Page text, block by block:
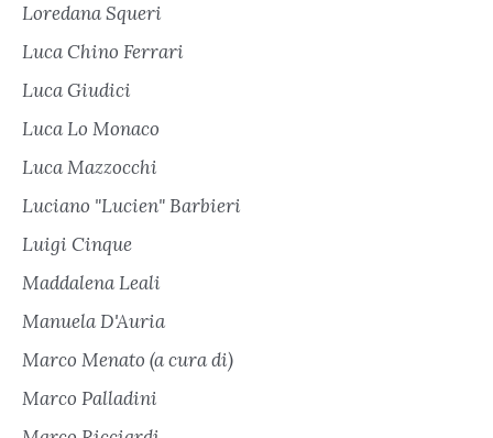
Loredana Squeri
Luca Chino Ferrari
Luca Giudici
Luca Lo Monaco
Luca Mazzocchi
Luciano "Lucien" Barbieri
Luigi Cinque
Maddalena Leali
Manuela D'Auria
Marco Menato (a cura di)
Marco Palladini